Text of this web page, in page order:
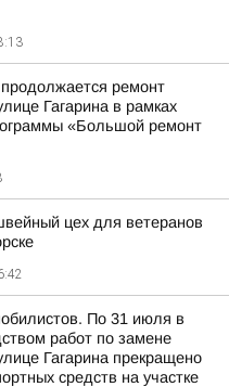
ремонт
Гагарина в рамках
«Большой ремонт
цех для ветеранов
По 31 июля в
работ по замене
Гагарина прекращено
средств на участке